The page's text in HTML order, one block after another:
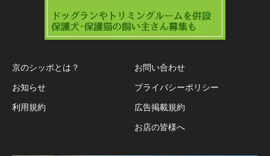
京のシッポとは？
お知らせ
利用規約
お問い合わせ
プライバシーポリシー
広告掲載規約
お店の皆様へ